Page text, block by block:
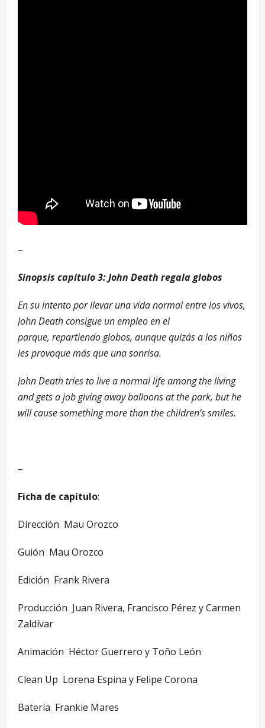
–
Sinopsis capítulo 3: John Death regala globos
En su intento por llevar una vida normal entre los vivos,
John Death consigue un empleo en el
parque, repartiendo globos, aunque quizás a los niños
les provoque más que una sonrisa.
John Death tries to live a normal life among the living
and gets a job giving away balloons at the park, but he
will cause something more than the children’s smiles.
–
Ficha de capítulo:
Dirección ­ Mau Orozco
Guión ­ Mau Orozco
Edición ­ Frank Rivera
Producción ­ Juan Rivera, Francisco Pérez y Carmen
Zaldívar
Animación ­ Héctor Guerrero y Toño León
Clean Up ­ Lorena Espina y Felipe Corona
Batería ­ Frankie Mares